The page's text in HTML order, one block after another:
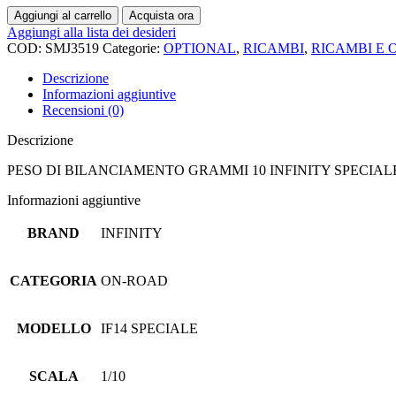
Aggiungi al carrello Acquista ora
Aggiungi alla lista dei desideri
COD: SMJ3519 Categorie: OPTIONAL, RICAMBI, RICAMBI E
Descrizione
Informazioni aggiuntive
Recensioni (0)
Descrizione
PESO DI BILANCIAMENTO GRAMMI 10 INFINITY
Informazioni aggiuntive
BRAND INFINITY
CATEGORIA ON-ROAD
MODELLO IF14 SPECIALE
SCALA 1/10